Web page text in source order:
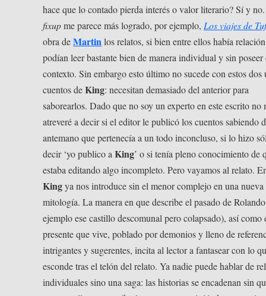
hace que lo contado pierda interés o valor literario? Sí y
fixupme parece más logrado, por ejemplo, Los viajes de
obra deMartinlos relatos, si bien entre ellos había
podían leer bastante bien de manera individual y sin poseer
contexto. Sin embargo esto último no sucede con estos dos
cuentos deKing: necesitan demasiado del anterior para
saborearlos. Dado que no soy un experto en este escrito no
atreveré a decir si el editor le publicó los cuentos sabiendo
antemano que pertenecía a un todo inconcluso, si lo hizo
decir ‘yo publico aKing’ o si tenía pleno conocimiento de
estaba editando algo incompleto. Pero vayamos al relato.
Kingya nos introduce sin el menor complejo en una nueva
mitología. La manera en que describe el pasado de
ejemplo ese castillo descomunal pero colapsado), así como
presente que vive, poblado por demonios y lleno de
intrigantes y sugerentes, incita al lector a fantasear con lo
esconde tras el telón del relato. Ya nadie puede hablar de
individuales sino una saga: las historias se encadenan sin